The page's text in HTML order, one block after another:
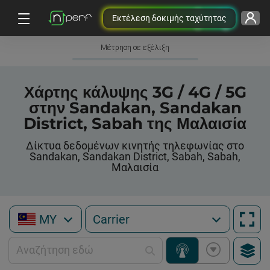
Εκτέλεση δοκιμής ταχύτητας
Μέτρηση σε εξέλιξη
Χάρτης κάλυψης 3G / 4G / 5G
στην Sandakan, Sandakan
District, Sabah της Μαλαισία
Δίκτυα δεδομένων κινητής τηλεφωνίας στο
Sandakan, Sandakan District, Sabah, Sabah,
Μαλαισία
MY